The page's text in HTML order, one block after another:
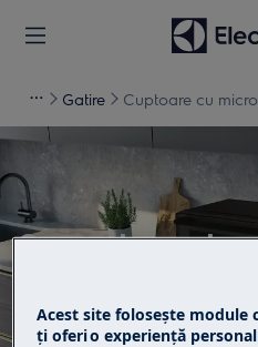
Gatire Cuptoare cu
Suport
Acest site folosește module
ţi oferi o experienţă